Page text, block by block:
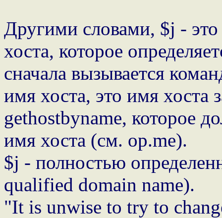
Другими словами, $j -
хоста, которое
сначала вызывается
имя хоста, это имя хоста
gethostbyname, которое
имя хоста (см. op.me).
$j - полностью
qualified domain name).
"It is unwise to try to